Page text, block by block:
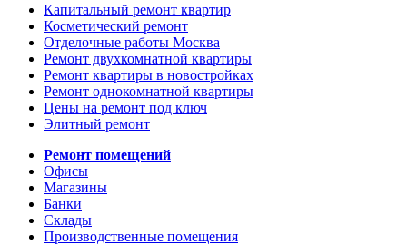
Капитальный ремонт квартир
Косметический ремонт
Отделочные работы Москва
Ремонт двухкомнатной квартиры
Ремонт квартиры в новостройках
Ремонт однокомнатной квартиры
Цены на ремонт под ключ
Элитный ремонт
Ремонт помещений
Офисы
Магазины
Банки
Склады
Производственные помещения